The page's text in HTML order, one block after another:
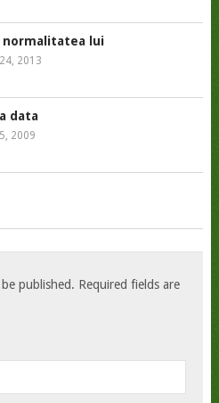
lui
2013
data
2009
published. Required fields are